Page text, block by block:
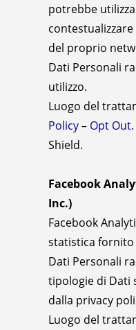
potrebbe
del proprio
Dati Personali
utilizzo.
Luogo del
Policy– Opt Out
Shield.
Facebook
Inc.)
Facebook
statistica fornito
Dati Personali
tipologie di Dati
dalla privacy
Luogo del